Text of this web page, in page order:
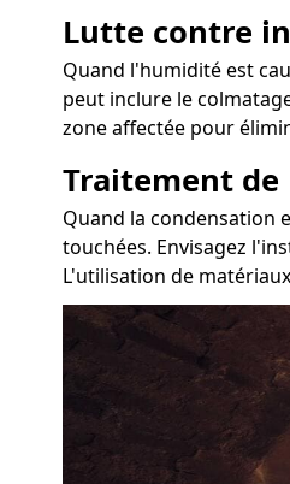
Lutte contre
Quand l'humidité est
peut inclure le
zone affectée pour
Traitement de
Quand la condensation
touchées. Envisagez
L'utilisation de